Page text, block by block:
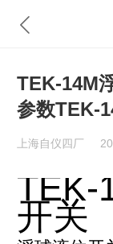
TEK-14M
参数TEK-
上海自仪四厂
TEK-
开关